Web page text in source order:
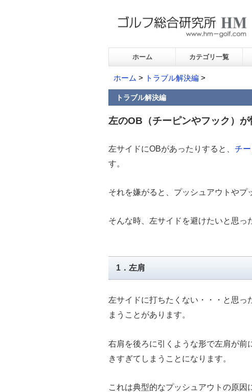
ホーム カテゴリ一覧
ホーム > トラブル解決編 >
トラブル解決編
左のOB（チーピンやフック）
左サイドにOBがあったりすると、 チ
す。
それを嫌がると、プッシュアウトやプ
そんな時、左サイドを避けたいと思っ
1．左肩
左サイドに打ちたくない・・・と思っ
まうことがあります。
右肩を後ろに引くような形で左肩が前
きすぎてしまうことになります。
これは典型的なプッシュアウトの原